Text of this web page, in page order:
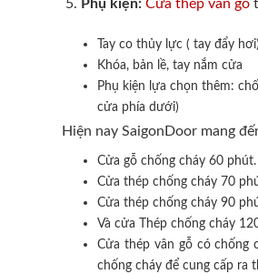
Phụ kiện: Cửa thép vân gỗ
Tay co thủy lực ( tay đẩy
Khóa, bản lề, tay nắm cửa
Phụ kiện lựa chọn thêm:
cửa phía dưới)
Hiện nay SaigonDoor mang
Cửa gỗ chống cháy 60 phút.
Cửa thép chống cháy 70
Cửa thép chống cháy 90
Và cửa Thép chống cháy
Cửa thép vân gỗ có chống
chống cháy để cung cấp ra